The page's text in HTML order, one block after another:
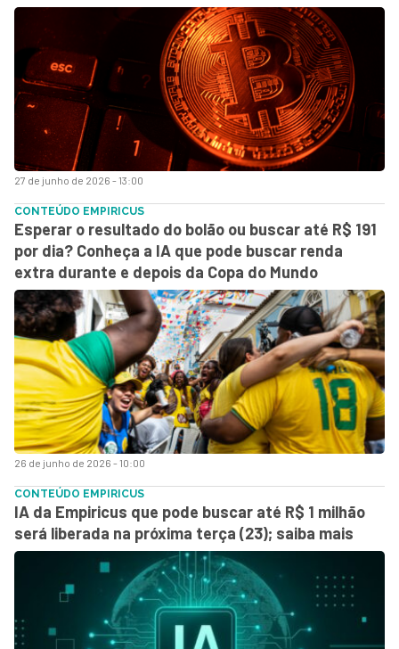
27 de junho de 2026 - 13:00
26 de junho de 2026 - 10:00
CONTEÚDO EMPIRICUS
Esperar o resultado do bolão ou buscar até R$ 191
por dia? Conheça a IA que pode buscar renda
extra durante e depois da Copa do Mundo
CONTEÚDO EMPIRICUS
IA da Empiricus que pode buscar até R$ 1 milhão
será liberada na próxima terça (23); saiba mais